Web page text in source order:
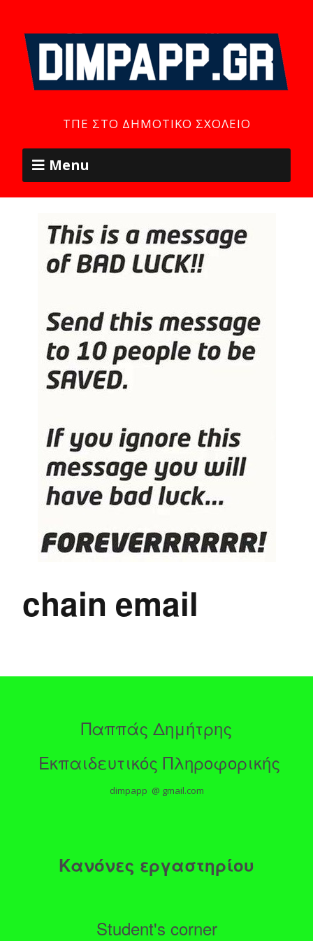
ΤΠΕ ΣΤΟ ΔΗΜΟΤΙΚΌ ΣΧΟΛΕΊΟ
Menu
chain email
Παππάς Δημήτρης
Εκπαιδευτικός Πληροφορικής
dimpapp @ gmail.com
Κανόνες εργαστηρίου
Student's corner